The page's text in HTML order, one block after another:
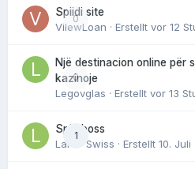
0
Spiidi site
VilewLoan · Erstellt vor 12
0
Një destinacion online për
kazinoje
Legovglas · Erstellt vor 13
1
Spin boss
Laker Swiss · Erstellt 10. Juli